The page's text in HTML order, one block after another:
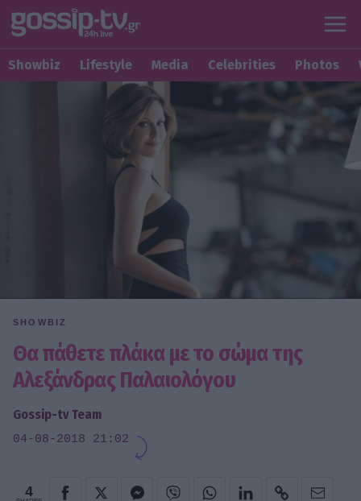
Showbiz Lifestyle Media Celebrities Photos
SHOWBIZ
Θα πάθετε πλάκα με το σώμα της
Αλεξάνδρας Παλαιολόγου
Gossip-tv Team
04-08-2018 21:02
4